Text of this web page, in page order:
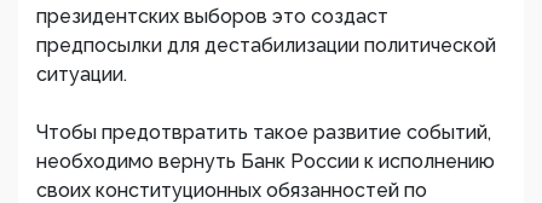
президентских выборов это создаст
предпосылки для дестабилизации политической
ситуации.
Чтобы предотвратить такое развитие событий,
необходимо вернуть Банк России к исполнению
своих конституционных обязанностей по